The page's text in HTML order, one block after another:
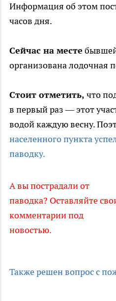
Информация об этом
часов дня.
Сейчас на месте
организована лодочная
Стоит отметить, что
в первый раз — этот
водой каждую весну.
населенного пункта
паводку.
А вы пострадали от
паводка? Оставляйте
комментарии под
новостью.
Также решен вопрос с